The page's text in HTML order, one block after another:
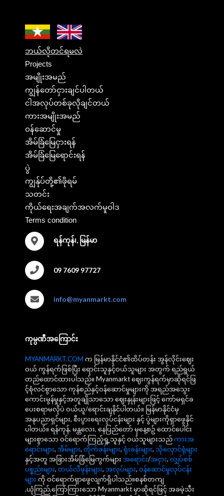
ဘယ်လိုတင်ရမလဲ
Projects
အမျိုးအမည်
ကျွန်တော်ငှားချင်ပါတယ်
ငါအလုပ်တစ်ခုလိုချင်တယ်
ကားအမျိုးအမည်
ဝန်ဆောင်မှု
အိမ်ခြံမြေငှားရန်
အိမ်ခြံမြေရောင်းရန်
ပွဲ
ကျွန်ုပ်တို့၏ဖိုရမ်
သတင်း
ကိုယ်ရေးအချက်အလက်မူဝါဒ
Terms condition
ရန်ကုန်၊, မြန်မာ
09 7609 97727
info@myanmarkt.com
ကုမ္ပဏီအကြောင်း
MYANMARKT.COM က မြန်မာနိုင်ငံ၏ထိပ်တန်း အွန်လိုင်းဈေး
ဝယ် ကွန်ရက်ဖြစ်ပြီး ရောင်းသူနှင့်ဝယ်သူများ အတွက် ရည်ရွယ်
တည်ထောင်ထားပါသည်။ Myanmarkt ဈေးကွန်ရက်မှာဆိုရင်ဖြ
င့်စုံလင်စွာသော ကုန်စည်နှင့်ဝန်ဆောင်မှုများကို အရည်အသွေး
ကောင်းမွန်မှုနှင့်အတူချိုသာသော ဈေးနှုန်းများဖြင့် ကော်မရှင်ခ
ပေးစရာမလိုပဲ ဝယ်ယူ/ရောင်းချနိုင်ပါတယ်။ မြန်မာနိုင်ငံမှ
အနုပညာရှင်များ, စီးပွားရေးလုပ်ငန်းများ နှင့် ပွဲများကိုရှာဖွေနိုင်
ပါတယ်။ ရန်ကုန်, မန္တလေး, နေပြည်တော် မှနေ့စဥ် ထောင်ပေါင်း
များစွာသော ဝင်ရောက်ကြည့်ရှု့သူနှင့် ဝယ်သူများသည်ကားအ
ရောင်းများ, အိမ်များ, တိုက်ခန်းများ, ရုံးခန်းများ, သိုလှောင်ရုံများ
နှင့်အတူ အခြားအိမ်ခြံမြေကွက်များ အရောင်း/အငှား, လျှပ်စစ်
ပစ္စည်းများ, တယ်လီဖုန်းများ, အလုပ်များ, ဝန်ဆောင်မှုလုပ်ငန်း
များ ကို ဝင်ရောက်ရှာဖွေလျက်ရှိပါသည်။စနစ်တကျ
,ယုံကြည်,ကြော်ကြားသော Myanmarkt မှာဆိုရင်ဖြင့် အခမဲ့သီး